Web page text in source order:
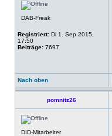
DAB-Freak
Registriert: Di 1. Sep 2015,
17:50
Beiträge: 7697
Nach oben
pomnitz26
DID-Mitarbeiter